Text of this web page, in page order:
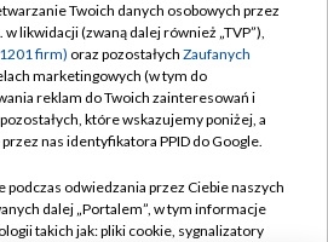
TVP
Sklep TVP
Biuro Reklamy
Handlowa
Emisja w TVP
Regulamin TVP
prywatności
Moje zgody
Biuro reklamy
Twoich danych osobowych przez
w likwidacji (zwaną dalej również „TVP”),
firm) oraz pozostałych Zaufanych
marketingowych (w tym do
reklam do Twoich zainteresowań i
które wskazujemy poniżej, a
nas identyfikatora PPID do Google.
podczas odwiedzania przez Ciebie naszych
dalej „Portalem”, w tym informacje
takich jak: pliki cookie, sygnalizatory